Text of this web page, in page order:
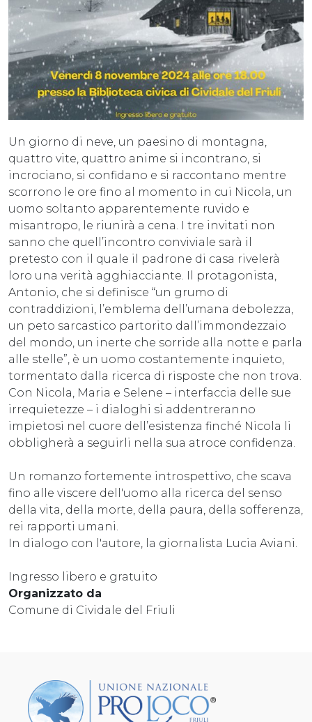
Un giorno di neve, un paesino di montagna,
quattro vite, quattro anime si incontrano, si
incrociano, si confidano e si raccontano mentre
scorrono le ore fino al momento in cui Nicola, un
uomo soltanto apparentemente ruvido e
misantropo, le riunirà a cena. I tre invitati non
sanno che quell’incontro conviviale sarà il
pretesto con il quale il padrone di casa rivelerà
loro una verità agghiacciante. Il protagonista,
Antonio, che si definisce “un grumo di
contraddizioni, l’emblema dell’umana debolezza,
un peto sarcastico partorito dall’immondezzaio
del mondo, un inerte che sorride alla notte e parla
alle stelle”, è un uomo costantemente inquieto,
tormentato dalla ricerca di risposte che non trova.
Con Nicola, Maria e Selene – interfaccia delle sue
irrequietezze – i dialoghi si addentreranno
impietosi nel cuore dell’esistenza finché Nicola li
obbligherà a seguirli nella sua atroce confidenza.
Un romanzo fortemente introspettivo, che scava
fino alle viscere dell'uomo alla ricerca del senso
della vita, della morte, della paura, della sofferenza,
rei rapporti umani.
In dialogo con l'autore, la giornalista Lucia Aviani.
Ingresso libero e gratuito
Organizzato da
Comune di Cividale del Friuli